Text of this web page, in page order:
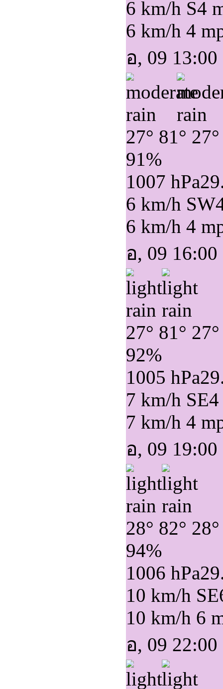
6 km/h S4
6 km/h 4
อ, 09 13:00
27° 81° 27°
91%
1007 hPa
6 km/h SW
6 km/h 4
อ, 09 16:00
27° 81° 27°
92%
1005 hPa
7 km/h SE4
7 km/h 4
อ, 09 19:00
28° 82° 28°
94%
1006 hPa
10 km/h SE
10 km/h 6
อ, 09 22:00